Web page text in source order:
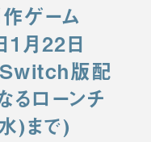
ゲーム
1月22日
Switch版配
るローンチ
)まで)